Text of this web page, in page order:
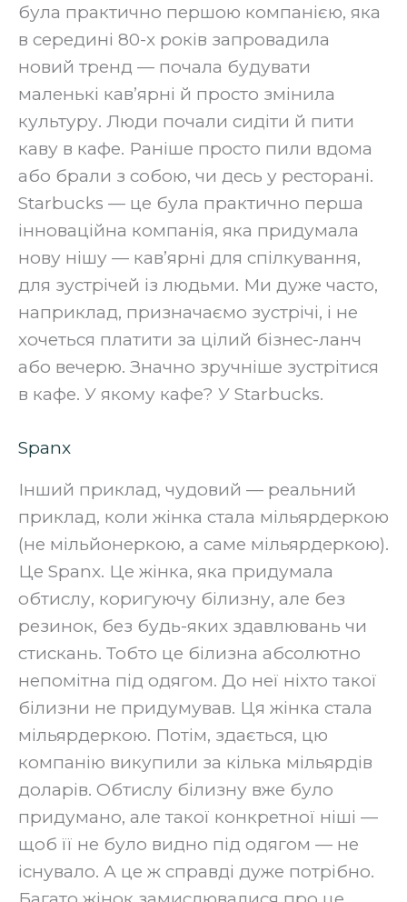
була практично першою компанією, яка
в середині 80-х років запровадила
новий тренд — почала будувати
маленькі кав’ярні й просто змінила
культуру. Люди почали сидіти й пити
каву в кафе. Раніше просто пили вдома
або брали з собою, чи десь у ресторані.
Starbucks — це була практично перша
інноваційна компанія, яка придумала
нову нішу — кав’ярні для спілкування,
для зустрічей із людьми. Ми дуже часто,
наприклад, призначаємо зустрічі, і не
хочеться платити за цілий бізнес-ланч
або вечерю. Значно зручніше зустрітися
в кафе. У якому кафе? У Starbucks.‍
Spanx
Інший приклад, чудовий — реальний
приклад, коли жінка стала мільярдеркою
(не мільйонеркою, а саме мільярдеркою).
Це Spanx. Це жінка, яка придумала
обтислу, коригуючу білизну, але без
резинок, без будь-яких здавлювань чи
стискань. Тобто це білизна абсолютно
непомітна під одягом. До неї ніхто такої
білизни не придумував. Ця жінка стала
мільярдеркою. Потім, здається, цю
компанію викупили за кілька мільярдів
доларів. Обтислу білизну вже було
придумано, але такої конкретної ніші —
щоб її не було видно під одягом — не
існувало. А це ж справді дуже потрібно.